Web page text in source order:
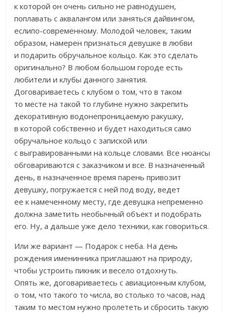
к которой он очень сильно не равнодушен,
поплавать с аквалангом или заняться дайвингом,
еслипо-современному. Молодой человек, таким
образом, намерен признаться девушке в любви
и подарить обручальное кольцо. Как это сделать
оригинально? В любом большом городе есть
любители и клубы данного занятия.
Договариваетесь с клубом о том, что в таком
то месте на такой то глубине нужно закрепить
декоративную водонепроницаемую ракушку,
в которой собственно и будет находиться само
обручальное кольцо с запиской или
с выгравированными на кольце словами. Все нюансы
обговариваются с заказчиком и все. В назначенный
день, в назначенное время парень привозит
девушку, погружается с ней под воду, ведет
ее к намеченному месту, где девушка непременно
должна заметить необычный объект и подобрать
его. Ну, а дальше уже дело техники, как говориться.
Или же вариант — Подарок с неба. На день
рождения именинника приглашают на природу,
чтобы устроить пикник и весело отдохнуть.
Опять же, договариваетесь с авиационным клубом,
о том, что такого то числа, во столько то часов, над
таким то местом нужно пролететь и сбросить такую